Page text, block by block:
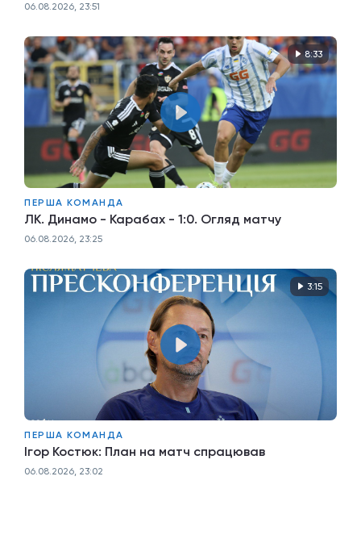
06.08.2026, 23:51
8:33
ПЕРША КОМАНДА
ЛК. Динамо - Карабах - 1:0. Огляд матчу
06.08.2026, 23:25
3:15
ПЕРША КОМАНДА
Ігор Костюк: План на матч спрацював
06.08.2026, 23:02